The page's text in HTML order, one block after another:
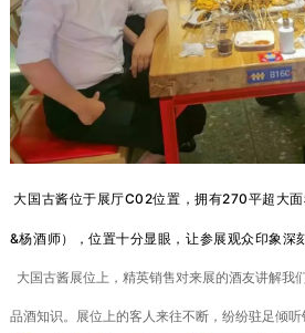
大国古酱位于展厅C02位置，拥有270平超大
&杨酒师），位置十分显眼，让参展观众印象深
大国古酱展位上，精英销售对来展的酒友讲解我
品酒知识。展位上的客人来往不断，纷纷驻足倾听